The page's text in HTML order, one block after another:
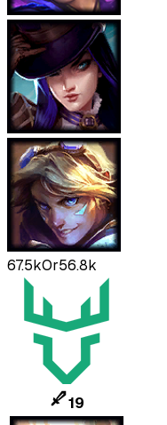
67.5kOr56.8k
19